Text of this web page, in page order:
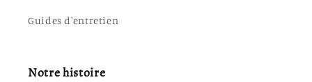
Guides d'entretien
Notre histoire